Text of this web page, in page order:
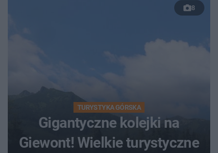
8
TURYSTYKA GÓRSKA
Gigantyczne kolejki na
Giewont! Wielkie turystyczne